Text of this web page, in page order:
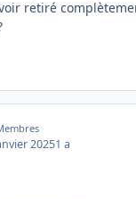
retiré
20251 a